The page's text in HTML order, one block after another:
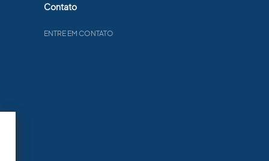
Contato
ENTRE EM CONTATO